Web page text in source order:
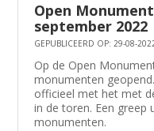
Open
september 2022
GEPUBLICEERD OP: 29-08-
Op de Open
monumenten
officieel met het met
in de toren. Een greep
monumenten.